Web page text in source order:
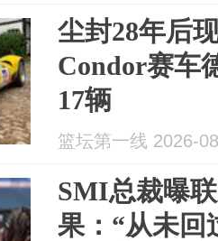
尘封28年后
Condor赛车
17辆
篮坛第一线 2026-
SMI总裁曝
果：“从未回